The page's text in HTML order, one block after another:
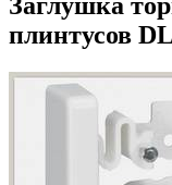
плинтусов